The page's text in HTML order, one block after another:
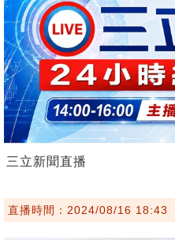
三立新聞直播
直播時間：2024/08/16 18:43